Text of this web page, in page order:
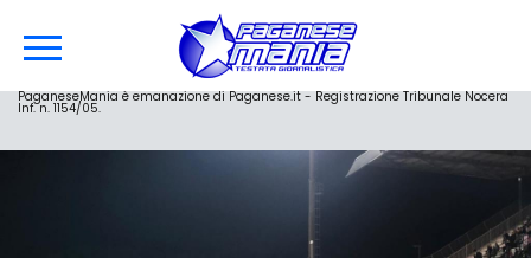
PaganeseMania è emanazione di Paganese.it - Registrazione Tribunale Nocera
Inf. n. 1154/05.